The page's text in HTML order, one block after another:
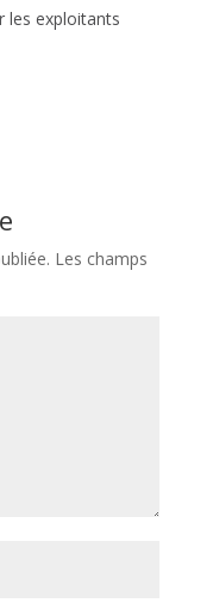
les exploitants
Les champs